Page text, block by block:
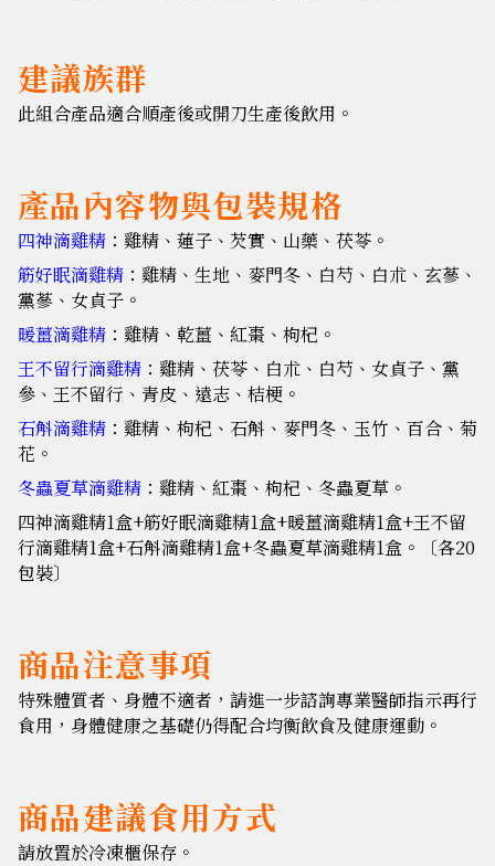
建議族群
此組合產品適合順產後或開刀生產後飲用。
產品內容物與包裝規格
四神滴雞精 ：雞精、蓮子、芡實、山藥、茯苓。
筋好眠滴雞精 ：雞精、生地、麥門冬、白芍、白朮、玄蔘、
黨蔘、女貞子。
暖薑滴雞精 ：雞精、乾薑、紅棗、枸杞。
王不留行滴雞精 ：雞精、茯苓、白朮、白芍、女貞子、黨
參、王不留行、青皮、遠志、桔梗。
石斛滴雞精 ：雞精、枸杞、石斛、麥門冬、玉竹、百合、菊
花。
冬蟲夏草滴雞精 ：雞精、紅棗、枸杞、冬蟲夏草。
四神滴雞精1盒+筋好眠滴雞精1盒+暖薑滴雞精1盒+王不留
行滴雞精1盒+石斛滴雞精1盒+冬蟲夏草滴雞精1盒。〔各20
包裝〕
商品注意事項
特殊體質者、身體不適者，請進一步諮詢專業醫師指示再行
食用，身體健康之基礎仍得配合均衡飲食及健康運動。
商品建議食用方式
請放置於冷凍櫃保存。